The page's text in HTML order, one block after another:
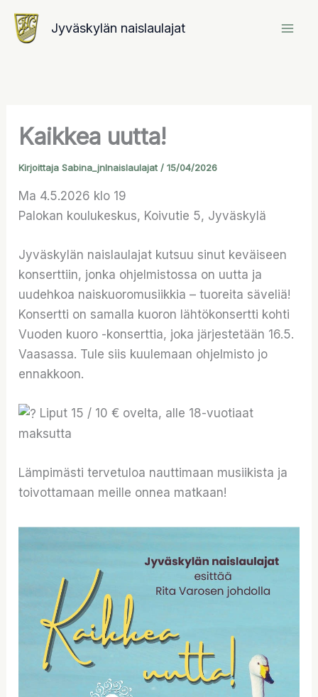
Siirry
sisältöön Jyväskylän naislaulajat
Kaikkea uutta!
KirjoittajaSabina_jnlnaislaulajat /15/04/2026
Ma 4.5.2026 klo 19
Palokan koulukeskus, Koivutie 5, Jyväskylä
Jyväskylän naislaulajat kutsuu sinut keväiseen
konserttiin, jonka ohjelmistossa on uutta ja
uudehkoa naiskuoromusiikkia – tuoreita säveliä!
Konsertti on samalla kuoron lähtökonsertti kohti
Vuoden kuoro -konserttia, joka järjestetään 16.5.
Vaasassa. Tule siis kuulemaan ohjelmisto jo
ennakkoon.
Liput 15 / 10 € ovelta, alle 18-vuotiaat
maksutta
Lämpimästi tervetuloa nauttimaan musiikista ja
toivottamaan meille onnea matkaan!